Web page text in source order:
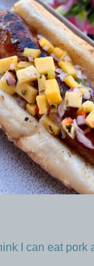
I can eat pork